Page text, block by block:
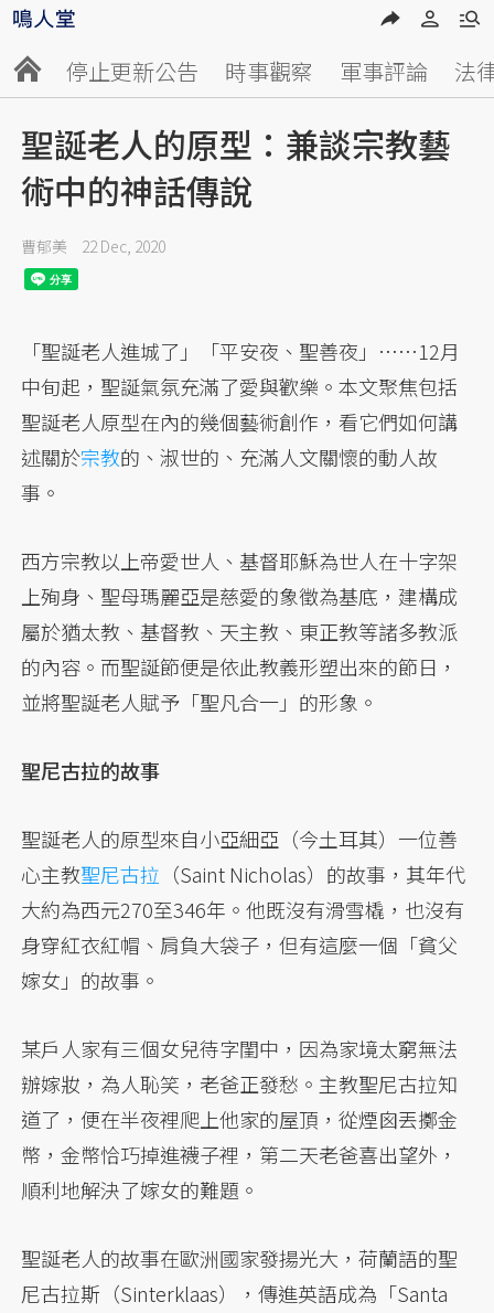
停止更新公告 時事觀察 軍事評論 法
聖誕老人的原型：兼談宗教藝
術中的神話傳說
曹郁美 22 Dec, 2020
「聖誕老人進城了」「平安夜、聖善夜」……12月
中旬起，聖誕氣氛充滿了愛與歡樂。本文聚焦包括
聖誕老人原型在內的幾個藝術創作，看它們如何講
述關於宗教的、淑世的、充滿人文關懷的動人故
事。
西方宗教以上帝愛世人、基督耶穌為世人在十字架
上殉身、聖母瑪麗亞是慈愛的象徵為基底，建構成
屬於猶太教、基督教、天主教、東正教等諸多教派
的內容。而聖誕節便是依此教義形塑出來的節日，
並將聖誕老人賦予「聖凡合一」的形象。
聖尼古拉的故事
聖誕老人的原型來自小亞細亞（今土耳其）一位善
心主教聖尼古拉 （Saint Nicholas）的故事，其年代
大約為西元270至346年。他既沒有滑雪橇，也沒有
身穿紅衣紅帽、肩負大袋子，但有這麼一個「貧父
嫁女」的故事。
某戶人家有三個女兒待字閨中，因為家境太窮無法
辦嫁妝，為人恥笑，老爸正發愁。主教聖尼古拉知
道了，便在半夜裡爬上他家的屋頂，從煙囪丟擲金
幣，金幣恰巧掉進襪子裡，第二天老爸喜出望外，
順利地解決了嫁女的難題。
聖誕老人的故事在歐洲國家發揚光大，荷蘭語的聖
尼古拉斯（Sinterklaas），傳進英語成為「Santa